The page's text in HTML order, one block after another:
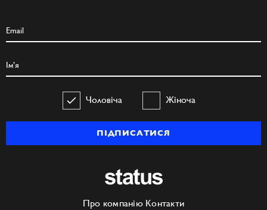
Чоловіча Жіноча
ПІДПИСАТИСЯ
Про компанію Контакти